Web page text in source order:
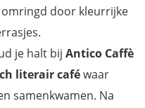
door kleurrijke
je halt bij Antico Caffè
literair caféwaar
samenkwamen. Na